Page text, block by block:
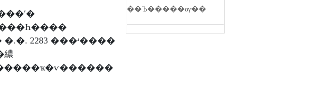
2283 ���ʴ����
��Ъ�����ѹ��